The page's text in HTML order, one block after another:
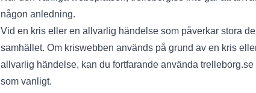
någon anledning.
Vid en kris eller en allvarlig händelse som påverkar stora
samhället. Om kriswebben används på grund av en kris
allvarlig händelse, kan du fortfarande använda trelleborg.se
som vanligt.